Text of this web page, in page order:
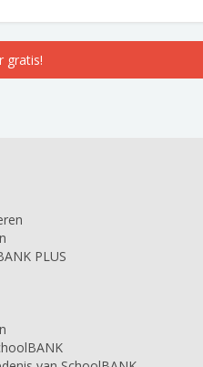
gratis!
PLUS